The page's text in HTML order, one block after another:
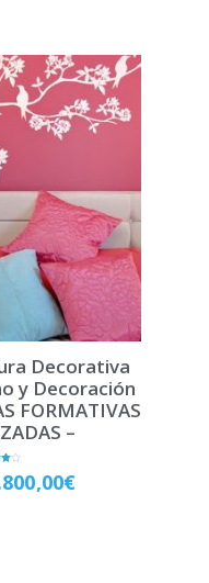
Decorativa
y Decoración
FORMATIVAS
–
€